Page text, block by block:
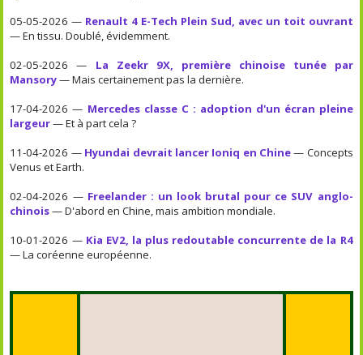
05-05-2026 — Renault 4 E-Tech Plein Sud, avec un toit ouvrant
— En tissu. Doublé, évidemment.
02-05-2026 — La Zeekr 9X, première chinoise tunée par
Mansory— Mais certainement pas la dernière.
17-04-2026 — Mercedes classe C : adoption d'un écran pleine
largeur— Et à part cela ?
11-04-2026 — Hyundai devrait lancer Ioniq en Chine— Concepts
Venus et Earth.
02-04-2026 — Freelander : un look brutal pour ce SUV anglo-
chinois— D'abord en Chine, mais ambition mondiale.
10-01-2026 — Kia EV2, la plus redoutable concurrente de la R4
— La coréenne européenne.